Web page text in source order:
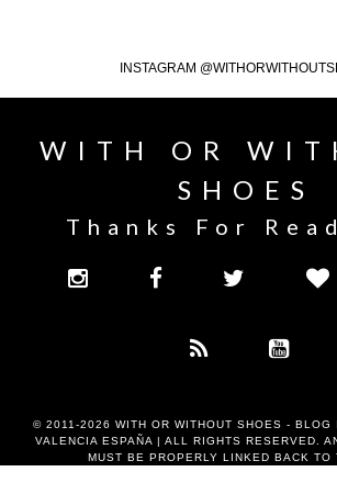
INSTAGRAM
WITH OR
SHOES
Thanks For
© 2011-2026 WITH OR WITHOUT SHOES - BLOG
VALENCIA ESPAÑA | ALL RIGHTS RESERVED.
MUST BE PROPERLY LINKED BACK TO